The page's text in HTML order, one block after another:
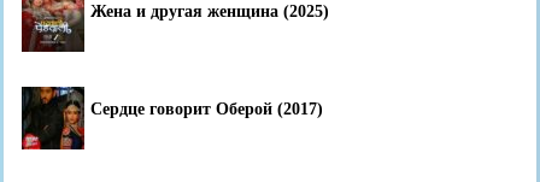
Жена и другая женщина (2025)
Сердце говорит Оберой (2017)